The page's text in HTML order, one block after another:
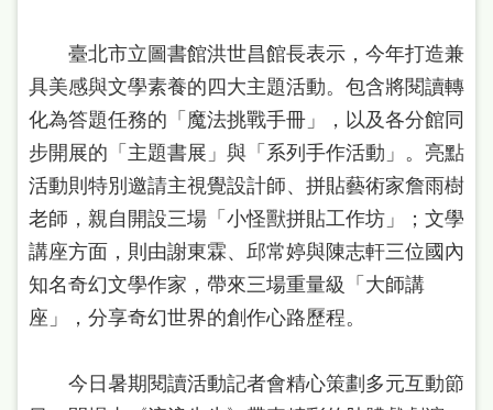
加
入
市
圖
網
站
導
覽
臺北市立圖書館洪世昌館長表示，今年打造兼
具美感與文學素養的四大主題活動。包含將閱讀轉
化為答題任務的「魔法挑戰手冊」，以及各分館同
步開展的「主題書展」與「系列手作活動」。亮點
活動則特別邀請主視覺設計師、拼貼藝術家詹雨樹
老師，親自開設三場「小怪獸拼貼工作坊」；文學
講座方面，則由謝東霖、邱常婷與陳志軒三位國內
知名奇幻文學作家，帶來三場重量級「大師講
座」，分享奇幻世界的創作心路歷程。
今日暑期閱讀活動記者會精心策劃多元互動節